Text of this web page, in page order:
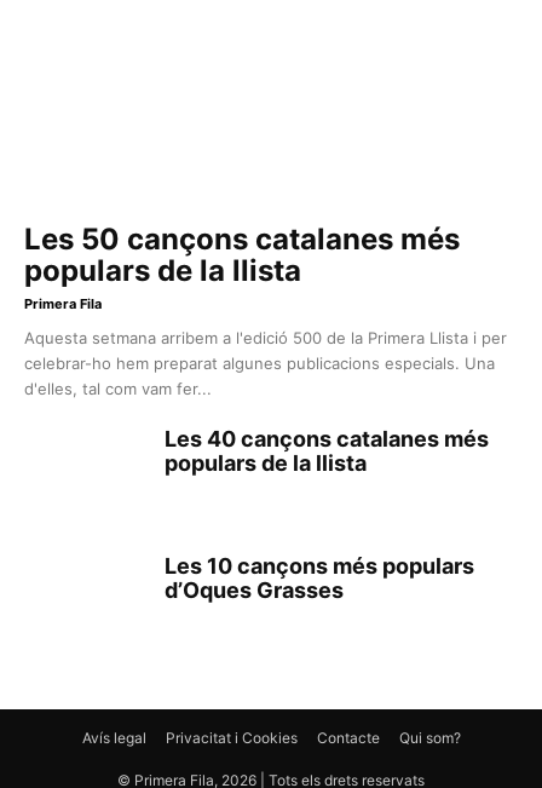
Les 50 cançons catalanes més
populars de la llista
Primera Fila
Aquesta setmana arribem a l'edició 500 de la Primera Llista i per
celebrar-ho hem preparat algunes publicacions especials. Una
d'elles, tal com vam fer...
Les 40 cançons catalanes més
populars de la llista
Les 10 cançons més populars
d’Oques Grasses
Avís legal Privacitat i Cookies Contacte Qui som?
© Primera Fila, 2026 | Tots els drets reservats